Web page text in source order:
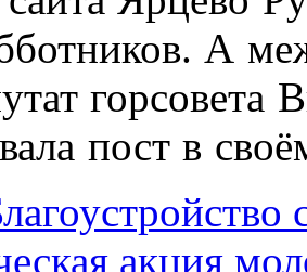
А
горсовета
пост в